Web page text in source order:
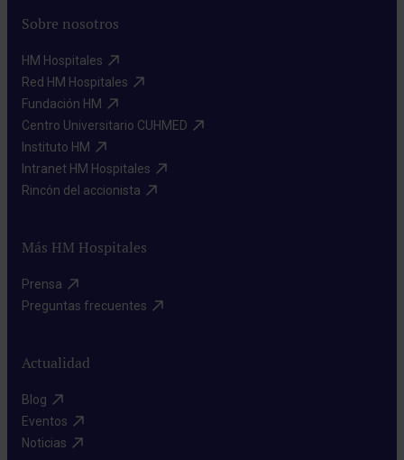
Sobre nosotros
HM Hospitales​
Red HM Hospitales​
Fundación HM​
Centro Universitario CUHMED​
Instituto HM​
Intranet HM Hospitales​
Rincón del accionista​
Más HM Hospitales
Prensa​
Preguntas frecuentes​
Actualidad
Blog​
Eventos​
Noticias​